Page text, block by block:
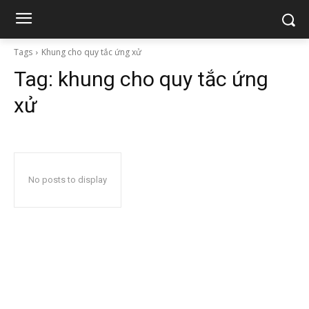
Tags Khung cho quy tắc ứng xử
Tag: khung cho quy tắc ứng
xử
No posts to display